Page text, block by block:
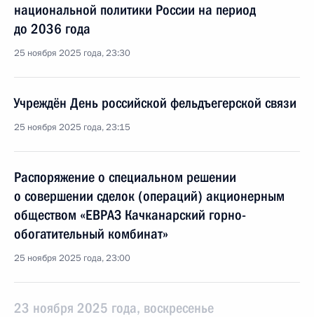
национальной политики России на период
до 2036 года
25 ноября 2025 года, 23:30
Учреждён День российской фельдъегерской связи
25 ноября 2025 года, 23:15
Распоряжение о специальном решении
о совершении сделок (операций) акционерным
обществом «ЕВРАЗ Качканарский горно-
обогатительный комбинат»
25 ноября 2025 года, 23:00
23 ноября 2025 года, воскресенье